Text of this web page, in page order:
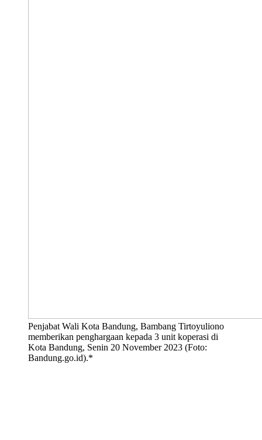
Penjabat Wali Kota Bandung, Bambang Tirtoyuliono
memberikan penghargaan kepada 3 unit koperasi di
Kota Bandung, Senin 20 November 2023 (Foto:
Bandung.go.id).*